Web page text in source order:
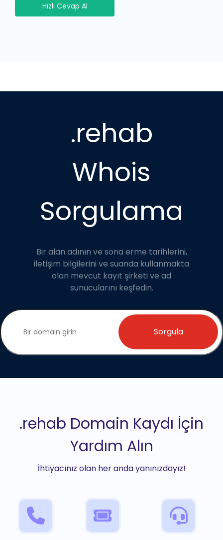
Hızlı Cevap Al
.rehab
Whois
Sorgulama
Bir alan adının ve sona erme tarihlerini,
iletişim bilgilerini ve suanda kullanmakta
olan mevcut kayıt şirketi ve ad
sunucularını keşfedin.
Sorgula
.rehab Domain Kaydı İçin
Yardım Alın
İhtiyacınız olan her anda yanınızdayız!